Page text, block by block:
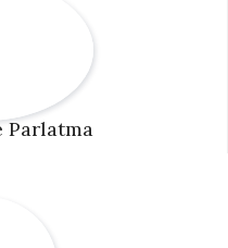
Parlatma